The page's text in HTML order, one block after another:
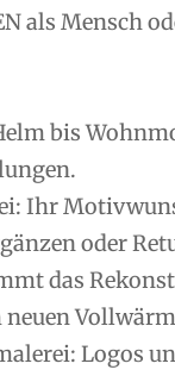
als Mensch
bis
Ihr
oder
das
Logos